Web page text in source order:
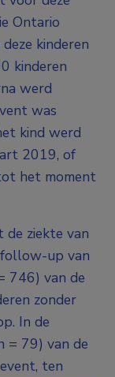
Ontario
kinderen
kinderen
werd
was
kind werd
2019, of
het moment
ziekte van
follow-up van
746) van de
zonder
In de
= 79) van de
ten